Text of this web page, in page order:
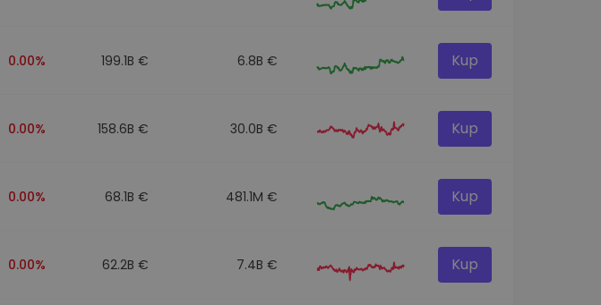
0.00% 199.1B € 6.8B € Kup
0.00% 158.6B € 30.0B € Kup
0.00% 68.1B € 481.1M € Kup
0.00% 62.2B € 7.4B € Kup